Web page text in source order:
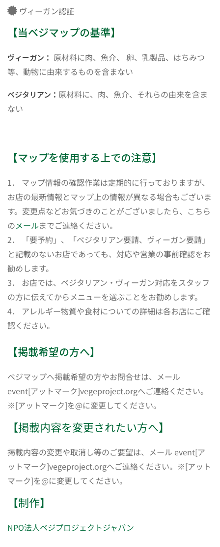
ヴィーガン認証
【当ベジマップの基準】
ヴィーガン： 原材料に肉、魚介、 卵、乳製品、はちみつ
等、動物に由来するものを含まない
ベジタリアン： 原材料に、肉、魚介、それらの由来を含ま
ない
【マップを使用する上での注意】
1． マップ情報の確認作業は定期的に行っておりますが、
お店の最新情報とマップ上の情報が異なる場合もございま
す。変更点などお気づきのことがございましたら、こちら
のメールまでご連絡ください。
2． 「要予約」、「ベジタリアン要請、ヴィーガン要請」
と記載のないお店であっても、対応や営業の事前確認をお
勧めします。
3． お店では、ベジタリアン・ヴィーガン対応をスタッフ
の方に伝えてからメニューを選ぶことをお勧めします。
4． アレルギー物質や食材についての詳細は各お店にご確
認ください。
【掲載希望の方へ】
ベジマップへ掲載希望の方やお問合せは、メール
event[アットマーク]vegeproject.orgへご連絡ください。
※[アットマーク]を@に変更してください。
【掲載内容を変更されたい方へ】
掲載内容の変更や取消し等のご要望は、メール event[ア
ットマーク]vegeproject.orgへご連絡ください。※[アット
マーク]を@に変更してください。
【制作】
NPO法人ベジプロジェクトジャパン